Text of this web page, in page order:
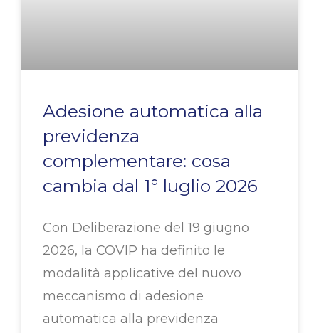
Adesione automatica alla
previdenza
complementare: cosa
cambia dal 1° luglio 2026
Con Deliberazione del 19 giugno
2026, la COVIP ha definito le
modalità applicative del nuovo
meccanismo di adesione
automatica alla previdenza